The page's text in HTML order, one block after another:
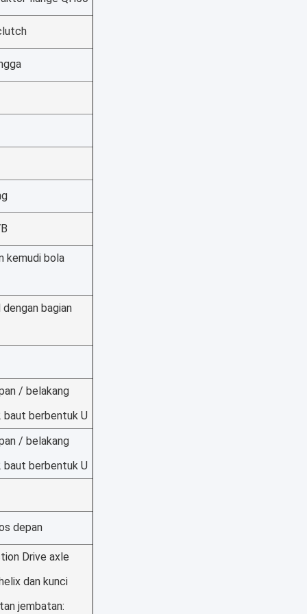
kemudi bola
bagian
/ belakang
berbentuk U
/ belakang
berbentuk U
depan
Drive axle
dan kunci
jembatan: